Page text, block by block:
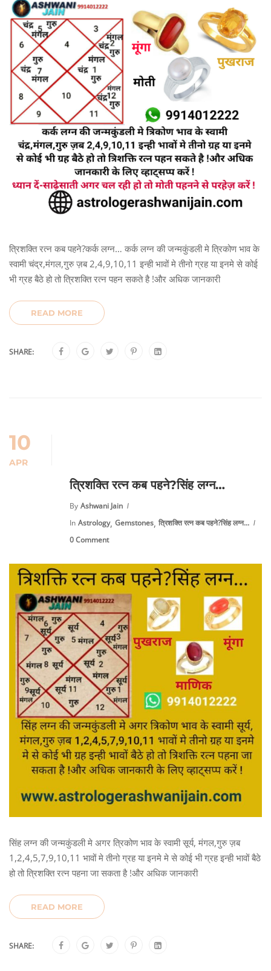
त्रिशक्ति रत्न कब पहने?कर्क लग्न… कर्क लग्न की जन्मकुंडली मे त्रिकोण भाव के
स्वामी चंद्र,मंगल,गुरु ज़ब 2,4,9,10,11 इन्ही भावों मे तीनो ग्रह या इनमे से कोई
भी ग्रह बैठे हो तो त्रिशक्ति रत्न पहन सकते है !और अधिक जानकारी
READ MORE
SHARE:
10
APR
त्रिशक्ति रत्न कब पहने?सिंह लग्न…
By Ashwani Jain
In Astrology, Gemstones, त्रिशक्ति रत्न कब पहने?सिंह लग्न...
0 Comment
सिंह लग्न की जन्मकुंडली मे अगर त्रिकोण भाव के स्वामी सूर्य, मंगल,गुरु ज़ब
1,2,4,5,7,9,10,11 भावों मे तीनो ग्रह या इनमे मे से कोई भी ग्रह इन्ही भावों बैठे
हो तो त्रिशक्ति रत्न पहना जा सकता है !और अधिक जानकारी
READ MORE
SHARE: